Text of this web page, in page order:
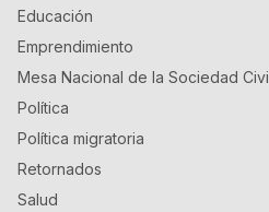
Educación
Emprendimiento
Mesa Nacional de la Sociedad
Política
Política migratoria
Retornados
Salud